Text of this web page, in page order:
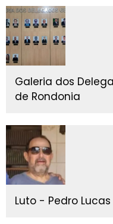
Galeria dos
de Rondonia
Luto - Pedro